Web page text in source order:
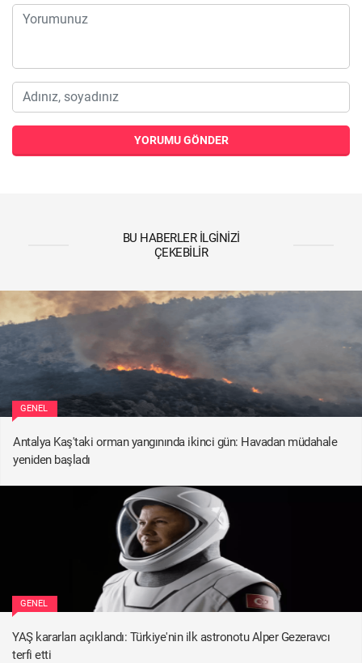
YORUMU GÖNDER
BU HABERLER İLGINIZI
ÇEKEBILIR
GENEL
Antalya Kaş'taki orman yangınında ikinci gün: Havadan müdahale
yeniden başladı
GENEL
YAŞ kararları açıklandı: Türkiye'nin ilk astronotu Alper Gezeravcı
terfi etti